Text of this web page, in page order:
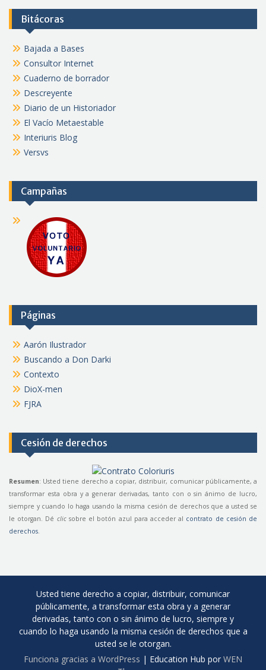
Bitácoras
Bajada a Bases
Consultor Internet
Cuaderno de borrador
Descreyente
Diario de un Historiador
El Vacío Metaestable
Interiuris Blog
Versvs
Campañas
Páginas
Aarón Ilustrador
Buscando a Don Darki
Contexto
DioX-men
FJRA
Cesión de derechos
Resumen: Usted tiene derecho a copiar, distribuir, comunicar públicamente, a
transformar esta obra y a generar derivadas, tanto con o sin ánimo de lucro,
siempre y cuando lo haga usando la misma cesión de derechos que a usted se
le otorgan. Dé clicsobre el botón azul para acceder al contrato de cesión de
derechos
Usted tiene derecho a copiar, distribuir, comunicar
públicamente, a transformar esta obra y a generar
derivadas, tanto con o sin ánimo de lucro, siempre y
cuando lo haga usando la misma cesión de derechos que a
usted se le otorgan.
Funciona gracias a WordPress | Education Hub por WEN